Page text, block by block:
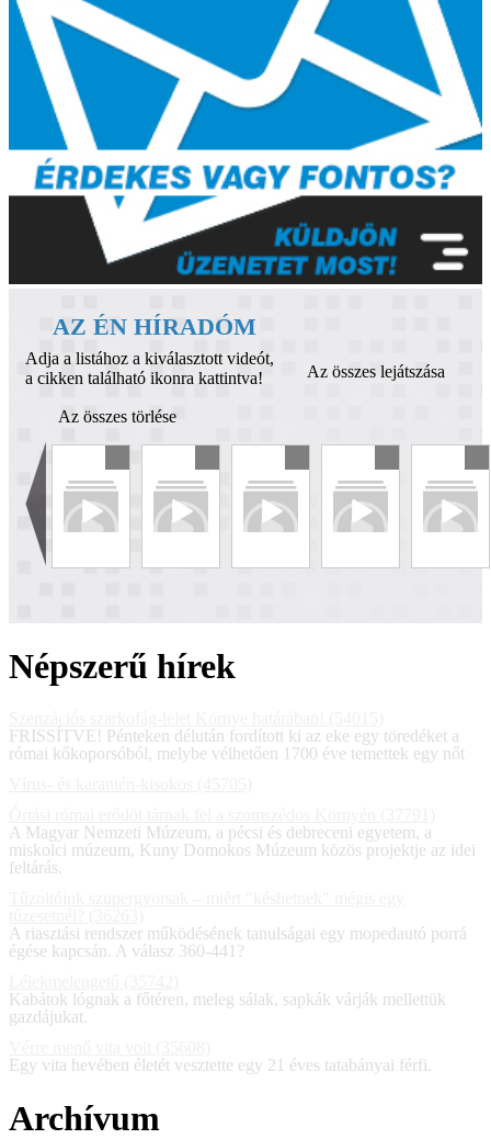
AZ ÉN HÍRADÓM
Adja a listához a kiválasztott videót,
a cikken található ikonra kattintva!
Az összes lejátszása
Az összes törlése
Népszerű hírek
FRISSÍTVE! Pénteken délután fordított ki az eke egy töredéket a
római kőkoporsóból, melybe vélhetően 1700 éve temettek egy nőt
A Magyar Nemzeti Múzeum, a pécsi és debreceni egyetem, a
miskolci múzeum, Kuny Domokos Múzeum közös projektje az idei
feltárás.
A riasztási rendszer működésének tanulságai egy mopedautó porrá
égése kapcsán. A válasz 360-441?
Kabátok lógnak a főtéren, meleg sálak, sapkák várják mellettük
gazdájukat.
Egy vita hevében életét vesztette egy 21 éves tatabányai férfi.
Archívum